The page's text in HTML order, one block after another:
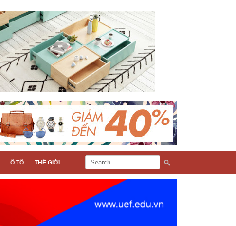
Ô TÔ THẾ GIỚI